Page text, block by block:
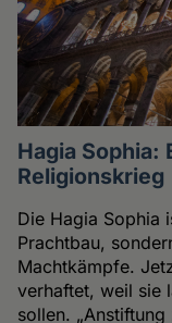
Hagia Sophia:
Religionskrieg
Die Hagia Sophia
Prachtbau,
Machtkämpfe.
verhaftet, weil sie
sollen.